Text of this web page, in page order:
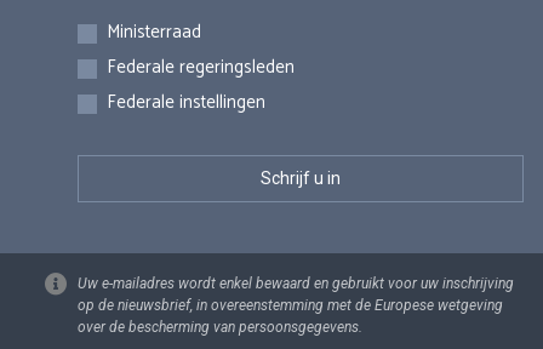
Inschrijvingen
Ministerraad
Federale regeringsleden
Federale instellingen
Uw e-mailadres wordt enkel bewaard en gebruikt voor uw inschrijving
op de nieuwsbrief, in overeenstemming met de Europese wetgeving
over de bescherming van persoonsgegevens.